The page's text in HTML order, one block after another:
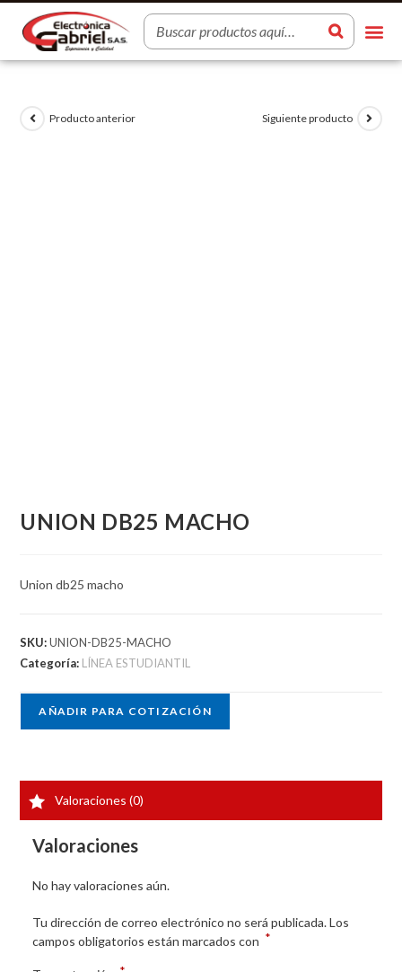
Producto anterior Siguiente producto
UNION DB25 MACHO
Union db25 macho
SKU:UNION-DB25-MACHO
Categoría: LÍNEA ESTUDIANTIL
AÑADIR PARA COTIZACIÓN
Valoraciones (0)
Valoraciones
No hay valoraciones aún.
Tu dirección de correo electrónico no será publicada. Los
campos obligatorios están marcados con *